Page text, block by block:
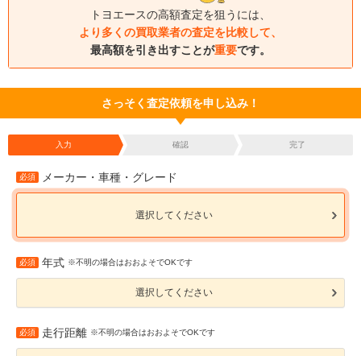
トヨエースの高額査定を狙うには、
より多くの買取業者の査定を比較して、
最高額を引き出すことが重要です。
さっそく査定依頼を申し込み！
入力 確認 完了
必須 メーカー・車種・グレード
選択してください
必須 年式 ※不明の場合はおおよそでOKです
選択してください
必須 走行距離 ※不明の場合はおおよそでOKです